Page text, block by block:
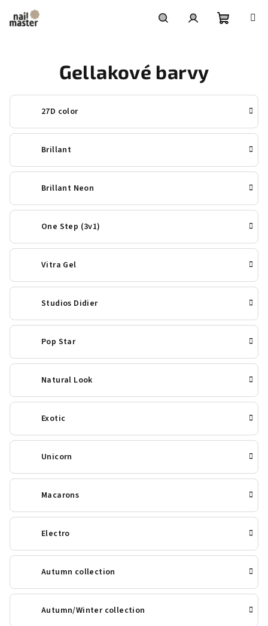
obsah
Gellakové barvy
27D color
Brillant
Brillant Neon
One Step (3v1)
Vitra Gel
Studios Didier
Pop Star
Natural Look
Exotic
Unicorn
Macarons
Electro
Autumn collection
Autumn/Winter collection